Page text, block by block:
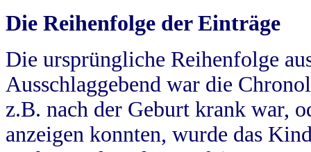
Die Reihenfolge der Einträge
Die ursprüngliche Reihenfolge
Ausschlaggebend war die
z.B. nach der Geburt krank war,
anzeigen konnten, wurde das